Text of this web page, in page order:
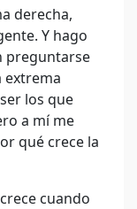
derecha,
Y hago
preguntarse
extrema
los que
a mí me
qué crece la
cuando